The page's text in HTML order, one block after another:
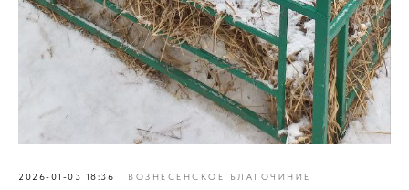
2026-01-03 18:36 ВОЗНЕСЕНСКОЕ БЛАГОЧИНИЕ